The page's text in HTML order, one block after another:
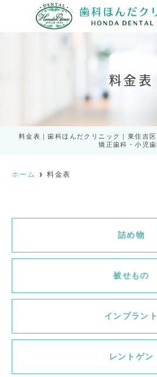
料金表
料金表｜歯科ほんだクリニック｜東住吉
矯正歯科・小児歯
ホーム 料金表
詰め物
被せもの
インプラント
レントゲン